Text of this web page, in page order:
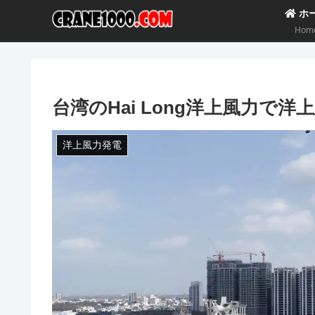
ホ
台湾のHai Long洋上風力で洋
洋上風力発電